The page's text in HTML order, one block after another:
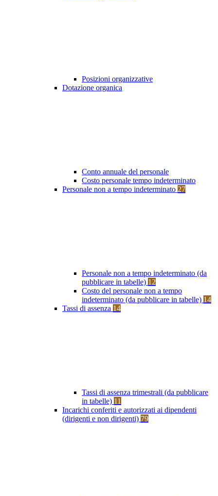
Posizioni organizzative
Dotazione organica
Conto annuale del personale
Costo personale tempo indeterminato
Personale non a tempo indeterminato 27
Personale non a tempo indeterminato (da
pubblicare in tabelle) 12
Costo del personale non a tempo
indeterminato (da pubblicare in tabelle) 14
Tassi di assenza 14
Tassi di assenza trimestrali (da pubblicare
in tabelle) 11
Incarichi conferiti e autorizzati ai dipendenti
(dirigenti e non dirigenti) 79